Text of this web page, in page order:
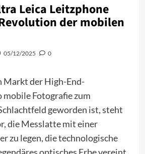
Leica Leitzphone
der mobilen
05/12/2025 0
Markt der High-End-
mobile Fotografie zum
geworden ist, steht
die Messlatte mit einer
zu legen, die technologische